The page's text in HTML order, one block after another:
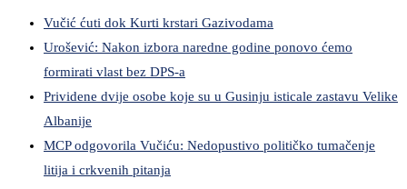
Vučić ćuti dok Kurti krstari Gazivodama
Urošević: Nakon izbora naredne godine ponovo ćemo
formirati vlast bez DPS-a
Prividene dvije osobe koje su u Gusinju isticale zastavu Velike
Albanije
MCP odgovorila Vučiću: Nedopustivo političko tumačenje
litija i crkvenih pitanja